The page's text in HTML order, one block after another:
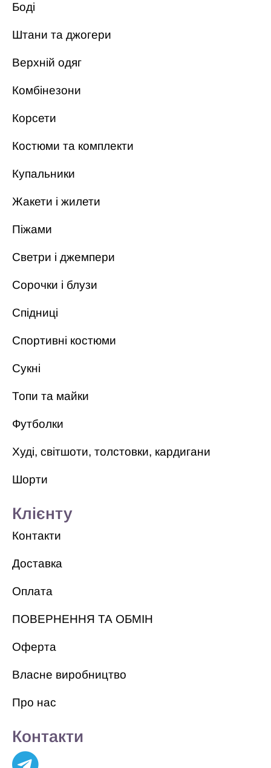
Боді
Штани та джогери
Верхній одяг
Комбінезони
Корсети
Костюми та комплекти
Купальники
Жакети і жилети
Піжами
Светри і джемпери
Сорочки і блузи
Спідниці
Спортивні костюми
Сукні
Топи та майки
Футболки
Худі, світшоти, толстовки, кардигани
Шорти
Клієнту
Контакти
Доставка
Оплата
ПОВЕРНЕННЯ ТА ОБМІН
Оферта
Власне виробництво
Про нас
Контакти